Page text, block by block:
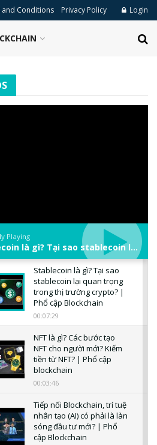
and Conditions Privacy Policy Login
Playing
Stablecoin là gì? Tại sao stablecoin lại quan trọng trong thị trường crypto? | Phổ cập Blockchain
Stablecoin là gì? Tại sao
stablecoin lại quan trọng
trong thị trường crypto? |
Phổ cập Blockchain
00:07:29
NFT là gì? Các bước tạo
NFT cho người mới? Kiếm
tiền từ NFT? | Phổ cập
blockchain
00:03:46
Tiếp nối Blockchain, trí tuệ
nhân tạo (AI) có phải là làn
sóng đầu tư mới? | Phổ
cập Blockchain